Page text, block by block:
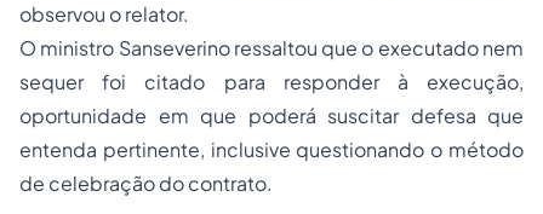
observou o relator.
O ministro Sanseverino ressaltou que o executado nem
sequer foi citado para responder à execução,
oportunidade em que poderá suscitar defesa que
entenda pertinente, inclusive questionando o método
de celebração do contrato.